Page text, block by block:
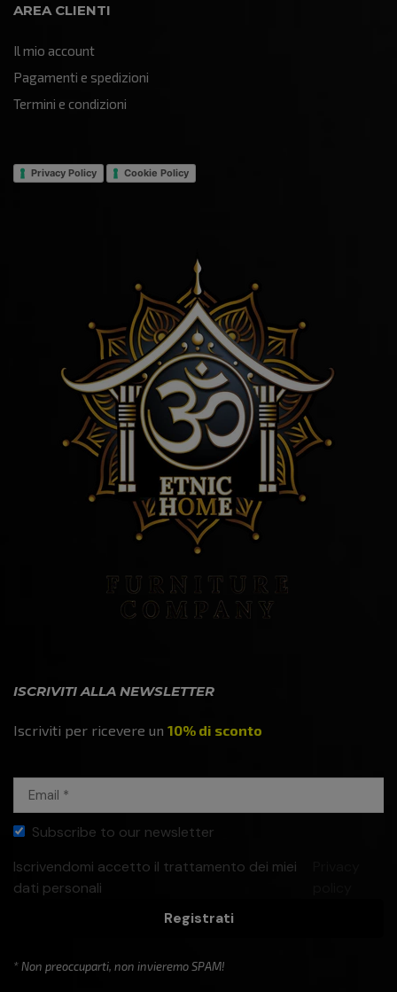
AREA CLIENTI
Il mio account
Pagamenti e spedizioni
Termini e condizioni
Privacy Policy Cookie Policy
ISCRIVITI ALLA NEWSLETTER
Iscriviti per ricevere un 10% di sconto
Subscribe to our newsletter
Iscrivendomi accetto il trattamento dei miei
dati personali
Registrati
* Non preoccuparti, non invieremo SPAM!